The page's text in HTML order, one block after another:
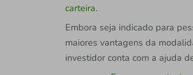
carteira.
Embora seja indicado para
maiores vantagens da
investidor conta com a ajuda